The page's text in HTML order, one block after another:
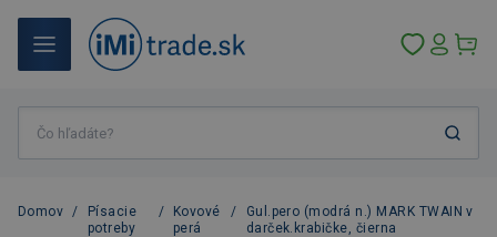
Domov /
Písacie
potreby
/
Kovové
perá
/
Gul.pero (modrá n.) MARK TWAIN v
darček.krabičke, čierna